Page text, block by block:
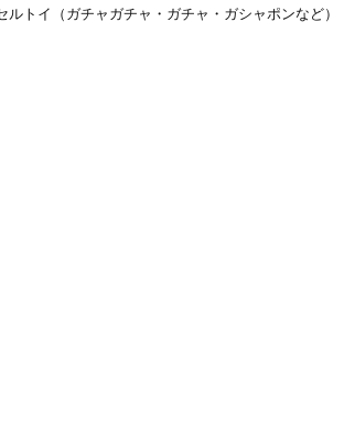
ルトイ（ガチャガチャ・ガチャ・ガシャポンなど）